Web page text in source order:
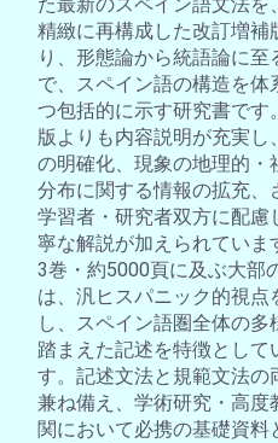
た最新のスペイン語文法を
精緻に再構成した改訂増補
り、形態論から統語論に至
で、スペイン語の構造を体
つ包括的に示す研究書です
版よりも内容説明が充実し
の明確化、現象の地理的・
分布に関する情報の拡充、
学習者・研究者双方に配慮
寧な解説が加えられていま
3巻・約5000頁に及ぶ大部
は、汎ヒスパニック的視点
し、スペイン語圏全体の多
踏まえた記述を特徴として
す。記述文法と規範文法の
兼ね備え、学術研究・高度
関において必携の基礎資料